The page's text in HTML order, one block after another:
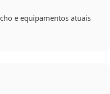
e equipamentos atuais